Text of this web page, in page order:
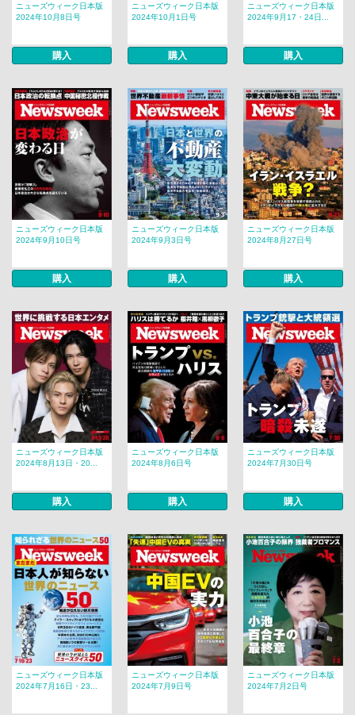
ニューズウィーク日本版
2024年10月8日号
購入
ニューズウィーク日本版
2024年10月1日号
購入
ニューズウィーク日本版
2024年9月17・24日...
購入
ニューズウィーク日本版
2024年9月10日号
購入
ニューズウィーク日本版
2024年9月3日号
購入
ニューズウィーク日本版
2024年8月27日号
購入
ニューズウィーク日本版
2024年8月13日・20...
購入
ニューズウィーク日本版
2024年8月6日号
購入
ニューズウィーク日本版
2024年7月30日号
購入
ニューズウィーク日本版
2024年7月16日・23...
ニューズウィーク日本版
2024年7月9日号
ニューズウィーク日本版
2024年7月2日号